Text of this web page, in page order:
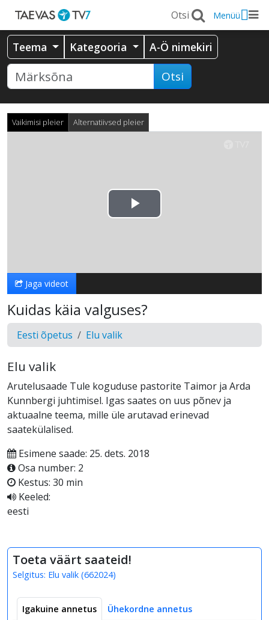
Menüü
Teema Kategooria A-Ö nimekiri
Otsi
Vaikimisi pleier Alternatiivsed pleier
Esita
Jaga videot
Kuidas käia valguses?
Eesti õpetus Elu valik
Elu valik
Arutelusaade Tule koguduse pastorite Taimor ja Arda
Kunnbergi juhtimisel. Igas saates on uus põnev ja
aktuaalne teema, mille üle arutavad erinevad
saatekülalised.
Esimene saade: 25. dets. 2018
Osa number: 2
Kestus: 30 min
Keeled:
eesti
Toeta väärt saateid!
Selgitus: Elu valik (662024)
Igakuine annetus Ühekordne annetus